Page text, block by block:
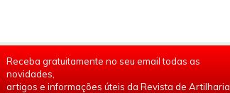
Receba gratuitamente no seu email todas as
novidades,
artigos e informações úteis da Revista de Artilharia.